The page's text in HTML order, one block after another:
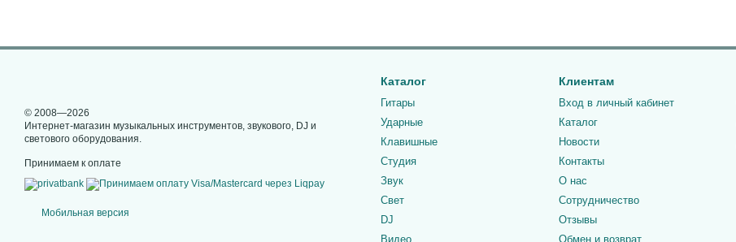
© 2008—2026
Интернет-магазин музыкальных инструментов, звукового, DJ и
светового оборудования.
Принимаем к оплате
Мобильная версия
Каталог
Гитары
Ударные
Клавишные
Студия
Звук
Свет
DJ
Видео
Клиентам
Вход в личный кабинет
Каталог
Новости
Контакты
О нас
Сотрудничество
Отзывы
Обмен и возврат